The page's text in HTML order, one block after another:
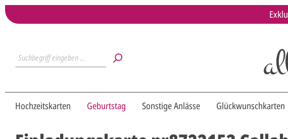
Hochzeitskarten Geburtstag Sonstige Anlässe Glückwunschkarten